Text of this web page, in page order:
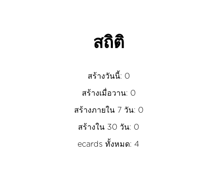
สถิติ
สร้างวันนี้: 0
สร้างเมื่อวาน: 0
สร้างภายใน 7 วัน: 0
สร้างใน 30 วัน: 0
ecards ทั้งหมด: 4